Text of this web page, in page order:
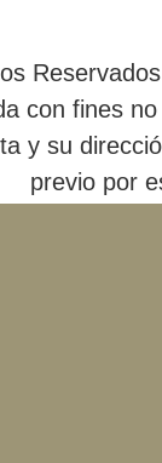
con fines
y su
previo por